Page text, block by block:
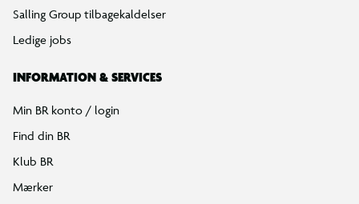
Salling Group tilbagekaldelser
Ledige jobs
INFORMATION & SERVICES
Min BR konto / login
Find din BR
Klub BR
Mærker